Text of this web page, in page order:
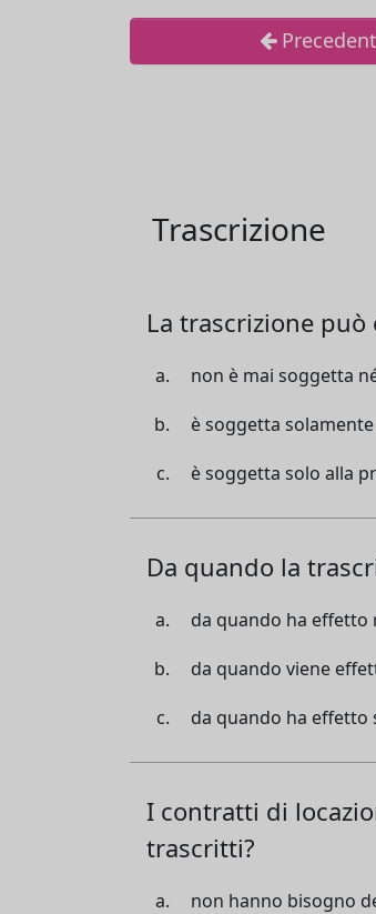
Trascrizione
La trascrizione
non è mai soggetta
è soggetta
è soggetta solo alla
Da quando la
da quando ha
da quando viene
da quando ha effetto
I contratti di
trascritti?
non hanno bisogno